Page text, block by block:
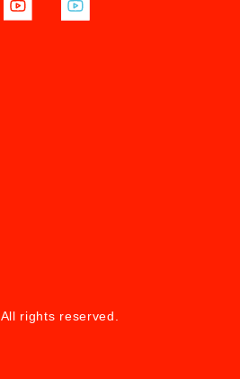
rights reserved.